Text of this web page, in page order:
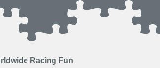
Racing Fun